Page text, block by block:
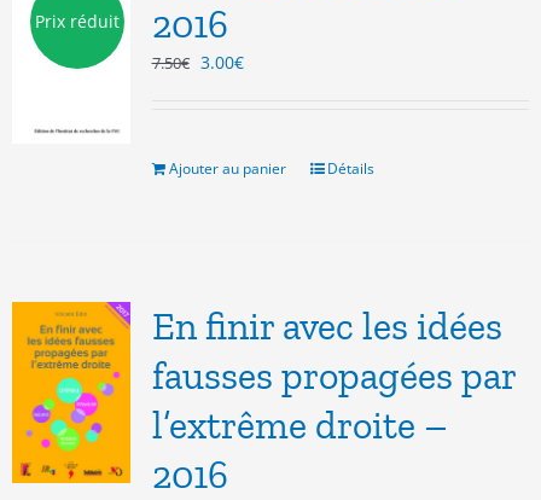
Prix réduit
2016
7.50€ Le
7.50€.
3.00€Le
3.00€.
Ajouter au panier Détails
En finir avec les idées
fausses propagées par
l’extrême droite –
2016